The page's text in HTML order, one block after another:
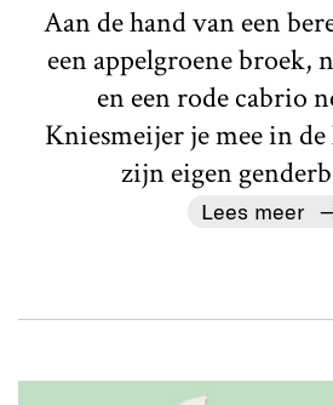
Aan de hand van een
een appelgroene
en een rode cabrio
Kniesmeijer je mee in
zijn eigen
Lees meer